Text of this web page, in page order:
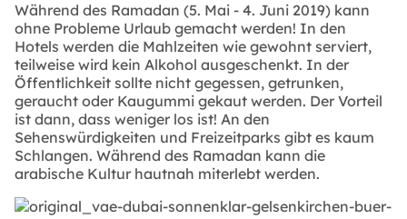
Während des Ramadan (5. Mai - 4. Juni 2019) kann
ohne Probleme Urlaub gemacht werden! In den
Hotels werden die Mahlzeiten wie gewohnt serviert,
teilweise wird kein Alkohol ausgeschenkt. In der
Öffentlichkeit sollte nicht gegessen, getrunken,
geraucht oder Kaugummi gekaut werden. Der Vorteil
ist dann, dass weniger los ist! An den
Sehenswürdigkeiten und Freizeitparks gibt es kaum
Schlangen. Während des Ramadan kann die
arabische Kultur hautnah miterlebt werden.